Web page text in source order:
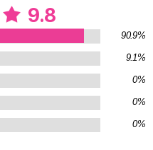
사람의 자유를 침해하는 일이
저숙련 서비스 직종에 지속적으
수” 있는 ‘제국주의적 삶의 방
수 없는 미봉책에 불과하다.
가하리라는 것이다. 이 같은
간주되고 아이를 돌보는 행위
아이 낳기를 기피하게 되고, 어
9.8
90.9%
9.1%
0%
0%
0%